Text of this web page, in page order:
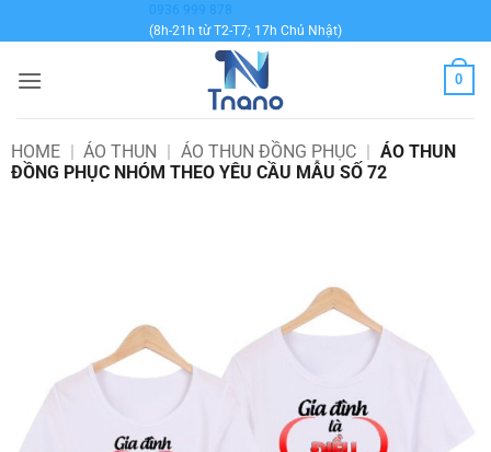
qua
dung
0936 999 878
(8h-21h từ T2-T7; 17h Chủ Nhật)
0
HOME | ÁO THUN | ÁO THUN ĐỒNG PHỤC | ÁO THUN
ĐỒNG PHỤC NHÓM THEO YÊU CẦU MẪU SỐ 72